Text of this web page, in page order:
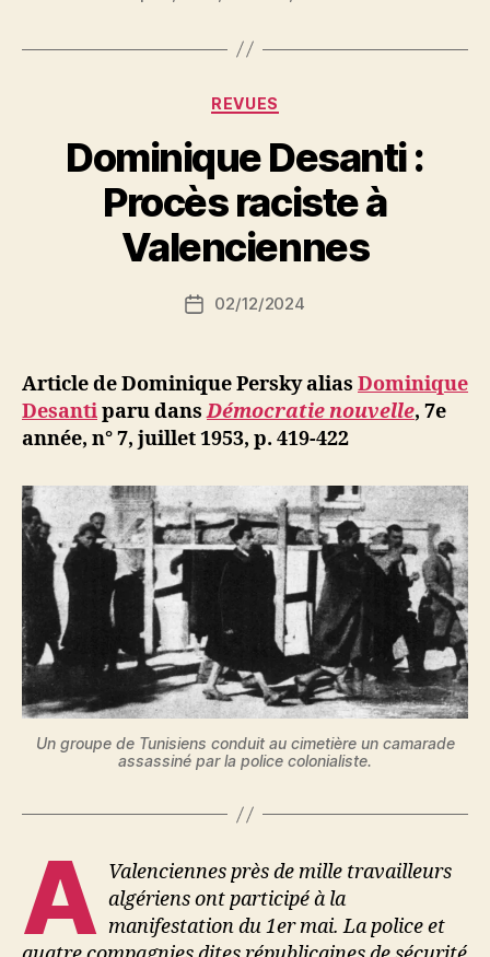
Catégories
REVUES
Dominique Desanti :
Procès raciste à
Valenciennes
Auteur
P
a
N
ji
b
Date02/12/2024
Article de Dominique Persky alias Dominique
Desantiparu dansDémocratie nouvelle, 7e
année, n° 7, juillet 1953, p. 419-422
Un groupe de Tunisiens conduit au cimetière un camarade
assassiné par la police colonialiste.
A Valenciennes près de mille travailleurs
algériens ont participé à la
manifestation du 1er mai. La police et